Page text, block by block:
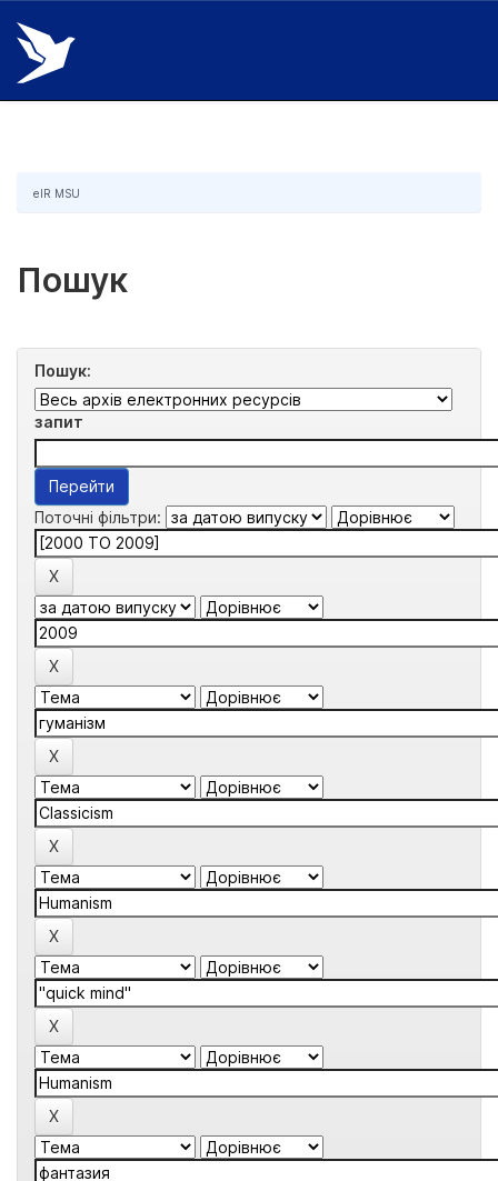
Skip
navigation
eIR MSU
Пошук
Пошук:
запит
Поточні фільтри: